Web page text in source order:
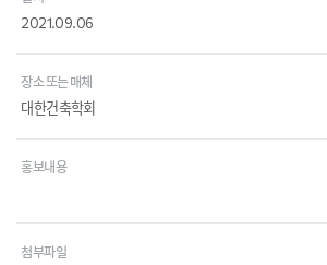
2021.09.06
장소 또는 매체
대한건축학회
홍보내용
첨부파일